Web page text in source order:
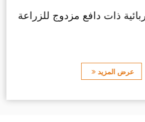
مضخة الضوضاء